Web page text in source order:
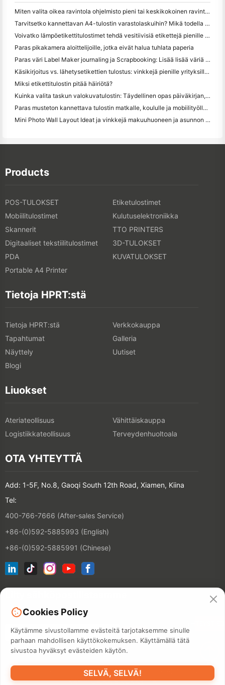
Miten valita oikea ravintola ohjelmisto pieni tai keskikokoinen ravintola
Tarvitsetko kannettavan A4-tulostin varastolaskuihin? Mikä todella toimii
Voivatko lämpöetikettitulostimet tehdä vesitiivisiä etikettejä pienille yritystuotteille?
Paras pikakamera aloittelijoille, jotka eivät halua tuhlata paperia
Paras väri Label Maker journaling ja Scrapbooking: Lisää lisää väriä jokaiselle sivulle
Käsikirjoitus vs. lähetysetikettien tulostus: vinkkejä pienille yrityksille vuonna 2026
Miksi etikettitulostin pitää häiriötä?
Kuinka valita taskun valokuvatulostin: Täydellinen opas päiväkirjan, matkan ja iPhone-käyttäjille
Paras musteton kannettava tulostin matkalle, koululle ja mobiilityölle: Hanin MT620 Pro Review
Mini Photo Wall Layout Ideat ja vinkkejä makuuhuoneen ja asunnon koristelu
Products
POS-TULOKSET
Etiketulostimet
Mobiilitulostimet
Kulutuselektroniikka
Skannerit
TTO PRINTERS
Digitaaliset tekstiilitulostimet
3D-TULOKSET
PDA
KUVATULOKSET
Portable A4 Printer
Tietoja HPRT:stä
Tietoja HPRT:stä
Verkkokauppa
Tapahtumat
Galleria
Näyttely
Uutiset
Blogi
Liuokset
Ateriateollisuus
Vähittäiskauppa
Logistiikkateollisuus
Terveydenhuoltoala
OTA YHTEYTTÄ
Add: 1-5F, No.8, Gaoqi South 12th Road, Xiamen, Kiina
Tel:
400-766-7666 (After-sales Service)
+86-(0)592-5885993 (English)
+86-(0)592-5885991 (Chinese)
©2026 XIAMEN HANIN CO., LTD. TIETOSUOJAKÄYTÄNTÖ
KÄYTTÖAIKA SIVUKARTTA
Cookies Policy
Käytämme sivustollamme evästeitä tarjotaksemme sinulle
parhaan mahdollisen käyttökokemuksen. Käyttämällä tätä
sivustoa hyväksyt evästeiden käytön.
SELVÄ, SELVÄ!